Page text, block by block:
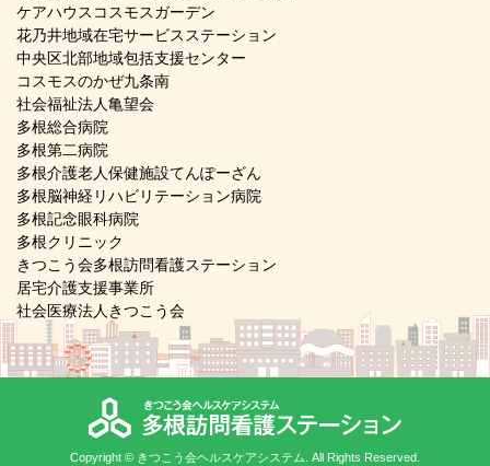
ケアハウスコスモスガーデン
花乃井地域在宅サービスステーション
中央区北部地域包括支援センター
コスモスのかぜ九条南
社会福祉法人亀望会
多根総合病院
多根第二病院
多根介護老人保健施設てんぽーざん
多根脳神経リハビリテーション病院
多根記念眼科病院
多根クリニック
きつこう会多根訪問看護ステーション
居宅介護支援事業所
社会医療法人きつこう会
Copyright © きつこう会ヘルスケアシステム. All Rights Reserved.